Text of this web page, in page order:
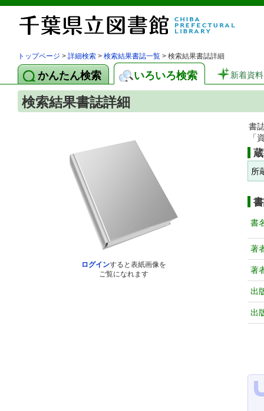
トップページ > 詳細検索 > 検索結果書誌一覧 > 検索結果書誌詳細
かんたん検索 いろいろ検索 新着資料
検索結果書誌詳細
ログインすると表紙画像を
ご覧になれます
書
「
所
書
著
著
出
出